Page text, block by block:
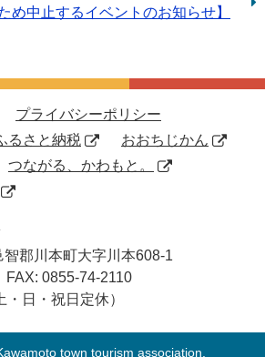
め中止するイベントのお知らせ】
プライバシーポリシー
るさと納税
おおちじかん
つながる、かわもと。
智郡川本町大字川本608-1
FAX: 0855-74-2110
日・祝日定休）
town tourism association.